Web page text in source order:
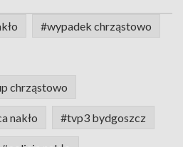
#wypadek chrząstowo
chrząstowo
nakło #tvp3 bydgoszcz